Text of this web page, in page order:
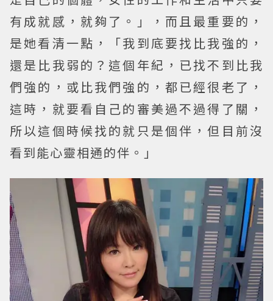
有成就感，就夠了。」，而且最重要的，
是她看清一點，「我到底要找比我強的，
還是比我弱的？這個年紀，已找不到比我
們強的，或比我們強的，都已經很老了，
這時，就要看自己的審美過不過得了關，
所以這個時候找的就只是個伴，但目前沒
看到能心靈相通的伴。」